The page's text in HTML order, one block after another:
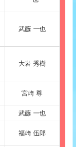
武藤 一也
大岩 秀樹
宮崎 尊
武藤 一也
福崎 伍郎